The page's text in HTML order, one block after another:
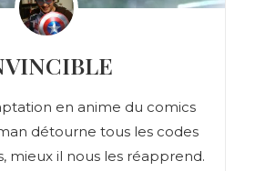
en anime du comics
détourne tous les codes
mieux il nous les réapprend.